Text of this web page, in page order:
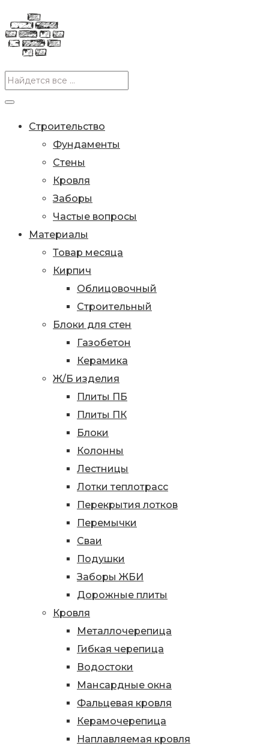
Строительство
Фундаменты
Стены
Кровля
Заборы
Частые вопросы
Материалы
Товар месяца
Кирпич
Облицовочный
Строительный
Блоки для стен
Газобетон
Керамика
Ж/Б изделия
Плиты ПБ
Плиты ПК
Блоки
Колонны
Лестницы
Лотки теплотрасс
Перекрытия лотков
Перемычки
Сваи
Подушки
Заборы ЖБИ
Дорожные плиты
Кровля
Металлочерепица
Гибкая черепица
Водостоки
Мансардные окна
Фальцевая кровля
Керамочерепица
Наплавляемая кровля